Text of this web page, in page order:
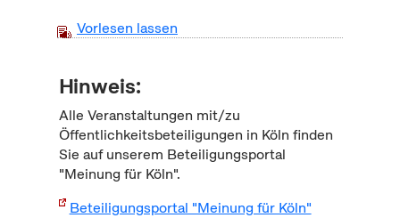
Vorlesen lassen
Hinweis:
Alle Veranstaltungen mit/zu
Öffentlichkeitsbeteiligungen in Köln finden
Sie auf unserem Beteiligungsportal
"Meinung für Köln".
Beteiligungsportal "Meinung für Köln"